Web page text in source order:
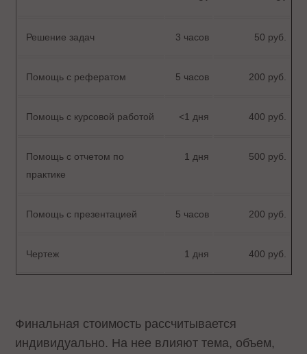
Решение задач 3 часов 50 руб.
Помощь с рефератом 5 часов 200 руб.
Помощь с курсовой работой <1 дня 400 руб.
Помощь с отчетом по
практике
1 дня 500 руб.
Помощь с презентацией 5 часов 200 руб.
Чертеж 1 дня 400 руб.
Финальная стоимость рассчитывается
индивидуально. На нее влияют тема, объем,